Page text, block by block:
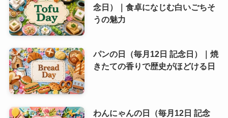
念日）｜食卓になじむ白いごちそ
うの魅力
パンの日（毎月12日 記念日）｜焼
きたての香りで歴史がほどける日
わんにゃんの日（毎月12日 記念